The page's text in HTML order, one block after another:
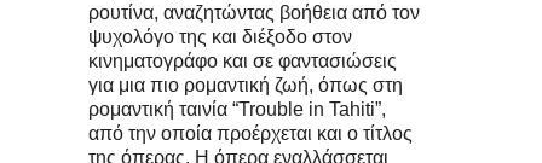
ρουτίνα, αναζητώντας βοήθεια από τον
ψυχολόγο της και διέξοδο στον
κινηματογράφο και σε φαντασιώσεις
για μια πιο ρομαντική ζωή, όπως στη
ρομαντική ταινία “Trouble in Tahiti”,
από την οποία προέρχεται και ο τίτλος
της όπερας. Η όπερα εναλλάσσεται